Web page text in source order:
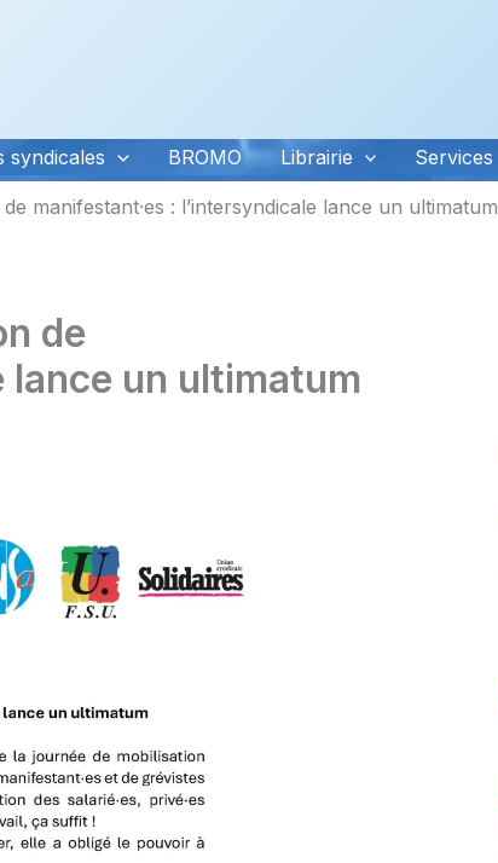
syndicales BROMO Librairie Services
manifestant·es : l’intersyndicale lance un ultimatum
de
lance un ultimatum